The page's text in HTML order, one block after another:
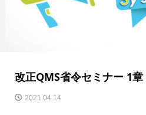
改正QMS省令セミナー 1章
2021.04.14